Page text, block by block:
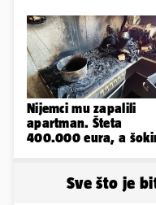
Nijemci mu zapalili
apartman. Šteta
400.000 eura, a
Sve što je